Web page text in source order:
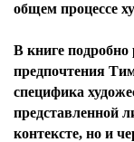
общем процессе
В книге
предпочтения
специфика
представленной
контексте, но и